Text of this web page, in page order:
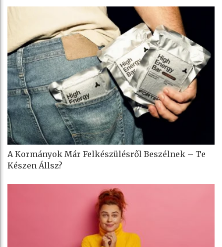
A Kormányok Már Felkészülésről Beszélnek – Te
Készen Állsz?